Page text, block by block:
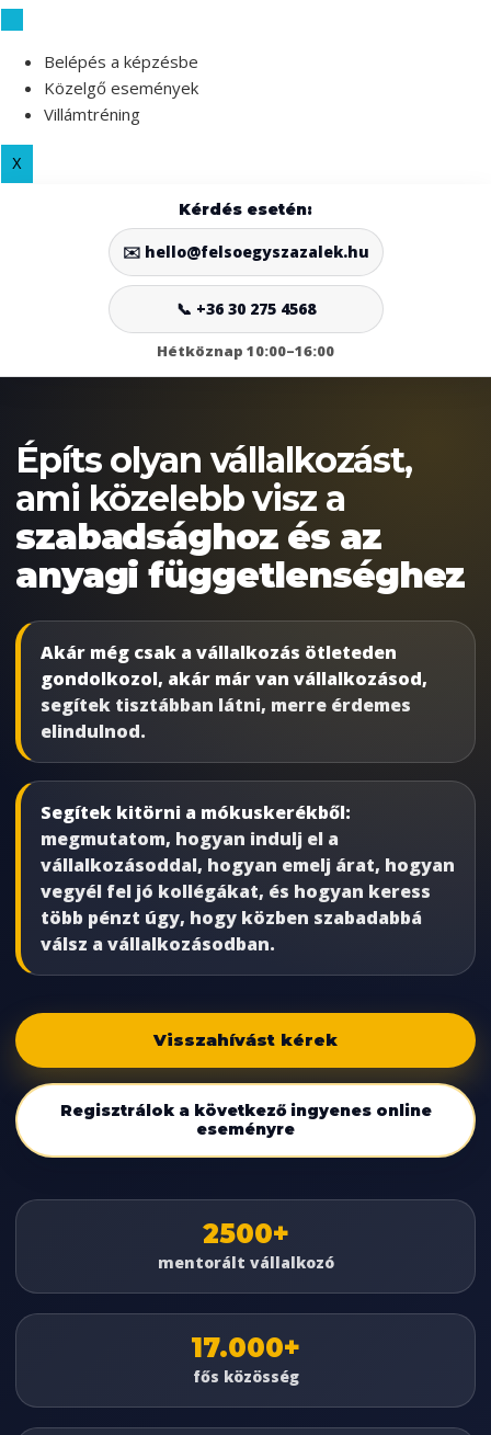
Skip
contentBelépés a képzésbe
Közelgő események
Villámtréning
X
Kérdés esetén:
✉️ hello@felsoegyszazalek.hu
📞 +36 30 275 4568
Hétköznap 10:00–16:00
Építs olyan vállalkozást,
ami közelebb visz a
szabadsághoz és az
anyagi függetlenséghez
Akár még csak a vállalkozás ötleteden
gondolkozol, akár már van vállalkozásod,
segítek tisztábban látni, merre érdemes
elindulnod.
Segítek kitörni a mókuskerékből:
megmutatom, hogyan indulj el a
vállalkozásoddal, hogyan emelj árat, hogyan
vegyél fel jó kollégákat, és hogyan keress
több pénzt úgy, hogy közben szabadabbá
válsz a vállalkozásodban.
Visszahívást kérek
Regisztrálok a következő ingyenes online
eseményre
2500+
mentorált vállalkozó
17.000+
fős közösség